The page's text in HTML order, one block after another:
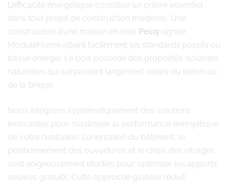
L’efficacité énergétique constitue un critère essentiel
dans tout projet de construction moderne. Une
construction d’une maison en bois Pecq signée
ModuleHome atteint facilement les standards passifs ou
basse énergie. Le bois possède des propriétés isolantes
naturelles qui surpassent largement celles du béton ou
de la brique.
Nous intégrons systématiquement des solutions
innovantes pour maximiser la performance énergétique
de votre habitation. L’orientation du bâtiment, le
positionnement des ouvertures et le choix des vitrages
sont soigneusement étudiés pour optimiser les apports
solaires gratuits. Cette approche globale réduit